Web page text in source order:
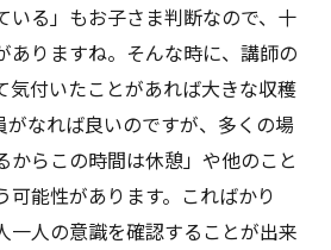
いる」もお子さま判断なので、十
ありますね。そんな時に、講師の
気付いたことがあれば大きな収穫
がなれば良いのですが、多くの場
からこの時間は休憩」や他のこと
可能性があります。こればかり
一人の意識を確認することが出来